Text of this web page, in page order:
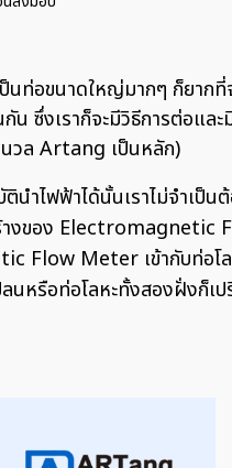
นท่อขนาดใหญ่มากๆ ก็ยาก
ซึ่งเราก็จะมีวิธีการต่อและ
นวล Artang เป็นหลัก)
นำไฟฟ้าได้นั้นเราไม่จำเป็
างของ Electromagnetic
Flow Meter เข้ากับท่อโ
รือท่อโลหะทั้งสองฝั่งก็เป